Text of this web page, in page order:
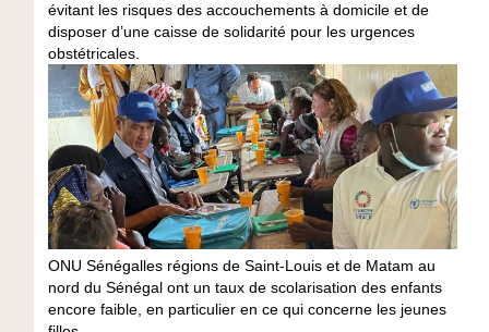
évitant les risques des accouchements à domicile et de
disposer d’une caisse de solidarité pour les urgences
obstétricales.
ONU Sénégalles régions de Saint-Louis et de Matam au
nord du Sénégal ont un taux de scolarisation des enfants
encore faible, en particulier en ce qui concerne les jeunes